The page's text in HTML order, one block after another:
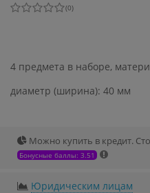
(0)
4 предмета в наборе,
диаметр (ширина): 40 мм
Можно купить в кредит.
Бонусные баллы: 3.51
Юридическим лицам